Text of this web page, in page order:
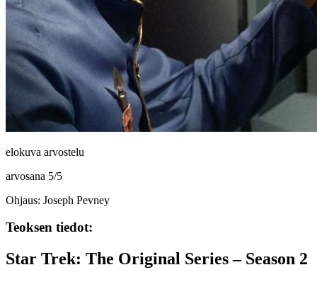
elokuva arvostelu
arvosana 5/5
Ohjaus: Joseph Pevney
Teoksen tiedot:
Star Trek: The Original Series – Season 2